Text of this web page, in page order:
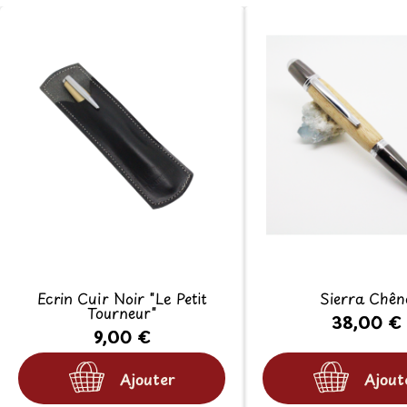
Ecrin Cuir Noir "Le Petit
Tourneur"
9,00 €
Ajouter
Sierra
38,00 €